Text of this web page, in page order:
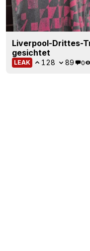
Liverpool-Drittes-
gesichtet
LEAK 128 89 0